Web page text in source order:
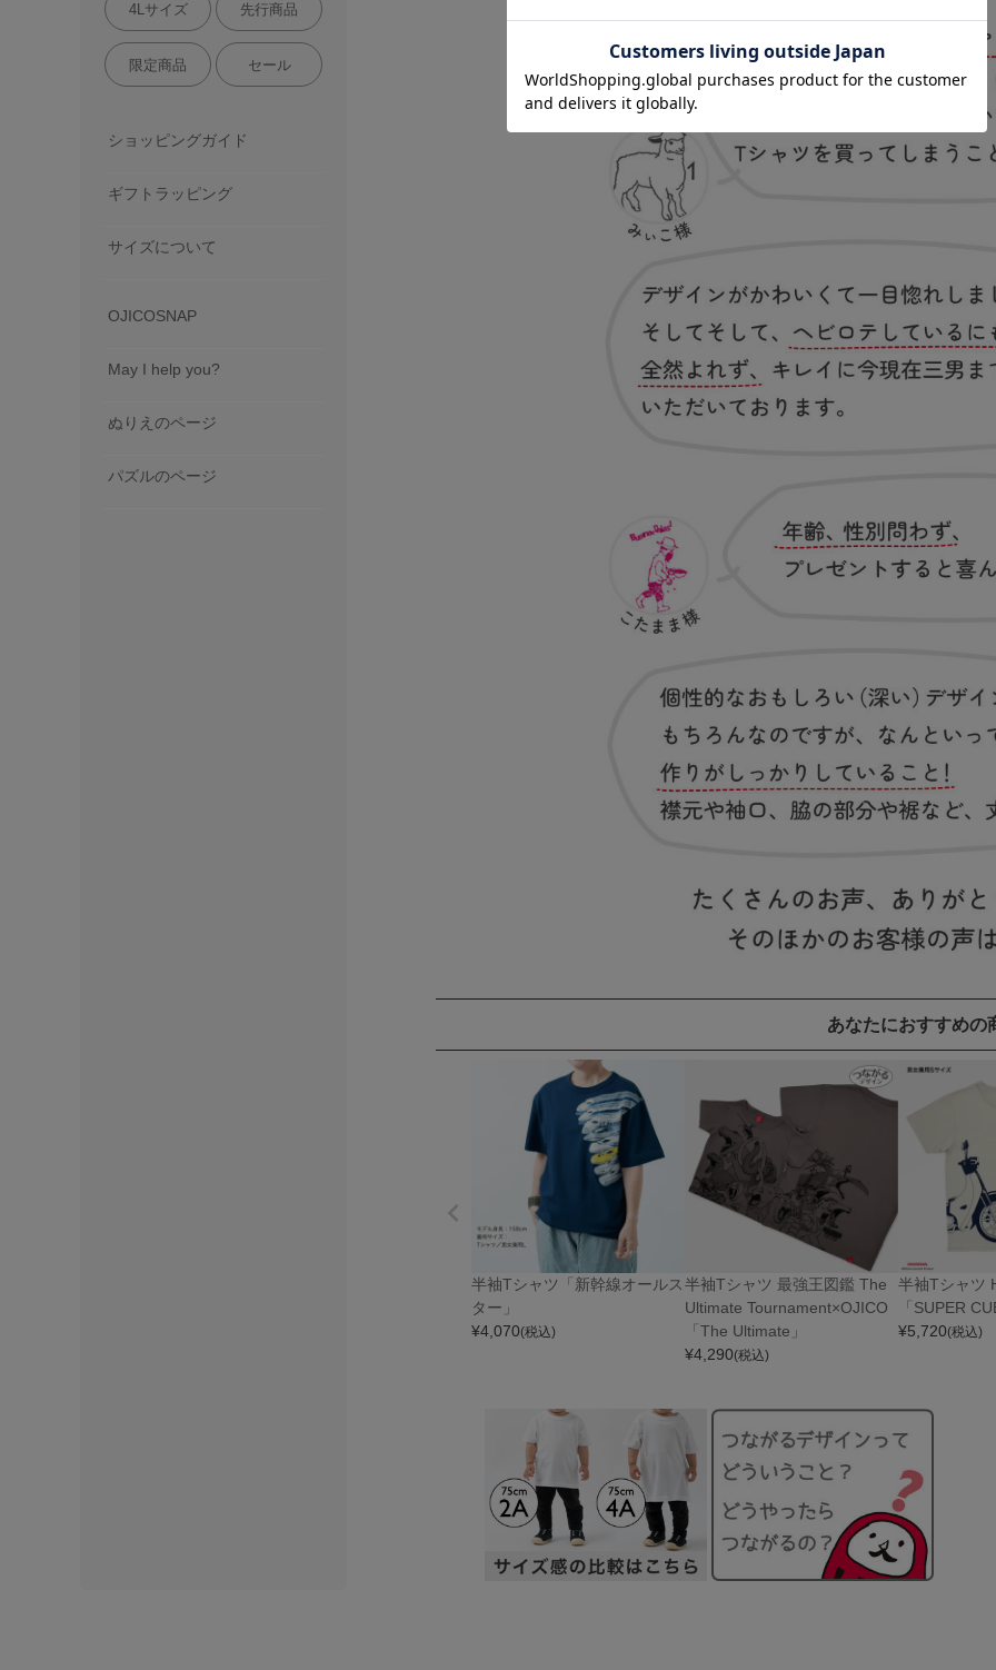
4Lサイズ 先行商品
限定商品 セール
ショッピングガイド
ギフトラッピング
サイズについて
OJICOSNAP
May I help you?
ぬりえのページ
パズルのページ
あなたにおすすめの
半袖Tシャツ「新幹線オールス
ター」
¥4,070(税込)
半袖Tシャツ 最強王図鑑 The
Ultimate Tournament×OJICO
「The Ultimate」
¥4,290(税込)
半袖Tシャツ
「SUPER
¥5,720(税込)